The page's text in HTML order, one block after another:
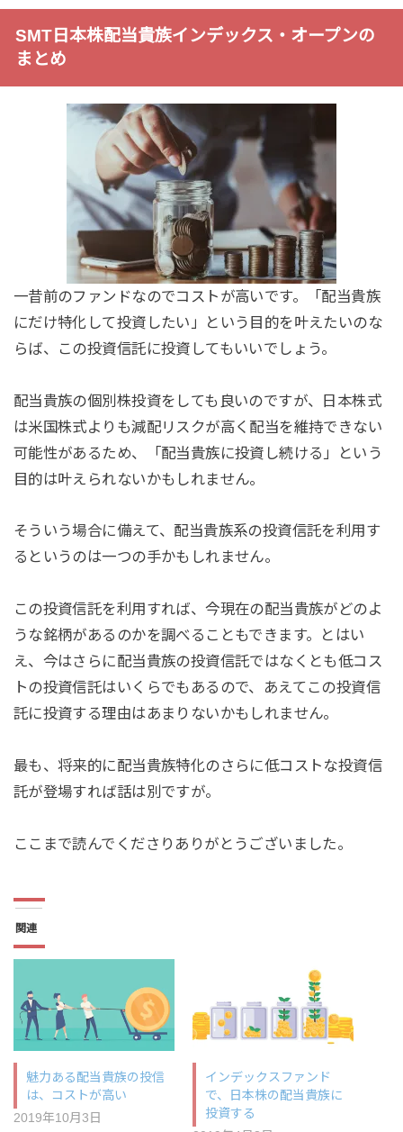
SMT日本株配当貴族インデックス・オープンの
まとめ
一昔前のファンドなのでコストが高いです。「配当貴族
にだけ特化して投資したい」という目的を叶えたいのな
らば、この投資信託に投資してもいいでしょう。
配当貴族の個別株投資をしても良いのですが、日本株式
は米国株式よりも減配リスクが高く配当を維持できない
可能性があるため、「配当貴族に投資し続ける」という
目的は叶えられないかもしれません。
そういう場合に備えて、配当貴族系の投資信託を利用す
るというのは一つの手かもしれません。
この投資信託を利用すれば、今現在の配当貴族がどのよ
うな銘柄があるのかを調べることもできます。とはい
え、今はさらに配当貴族の投資信託ではなくとも低コス
トの投資信託はいくらでもあるので、あえてこの投資信
託に投資する理由はあまりないかもしれません。
最も、将来的に配当貴族特化のさらに低コストな投資信
託が登場すれば話は別ですが。
ここまで読んでくださりありがとうございました。
関連
魅力ある配当貴族の投信
は、コストが高い
2019年10月3日
インデックスファンド
で、日本株の配当貴族に
投資する